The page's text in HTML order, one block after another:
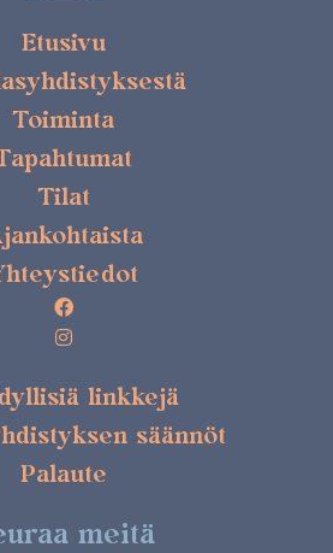
Etusivu
Toiminta
Tilat
linkkejä
säännöt
Palaute
meitä